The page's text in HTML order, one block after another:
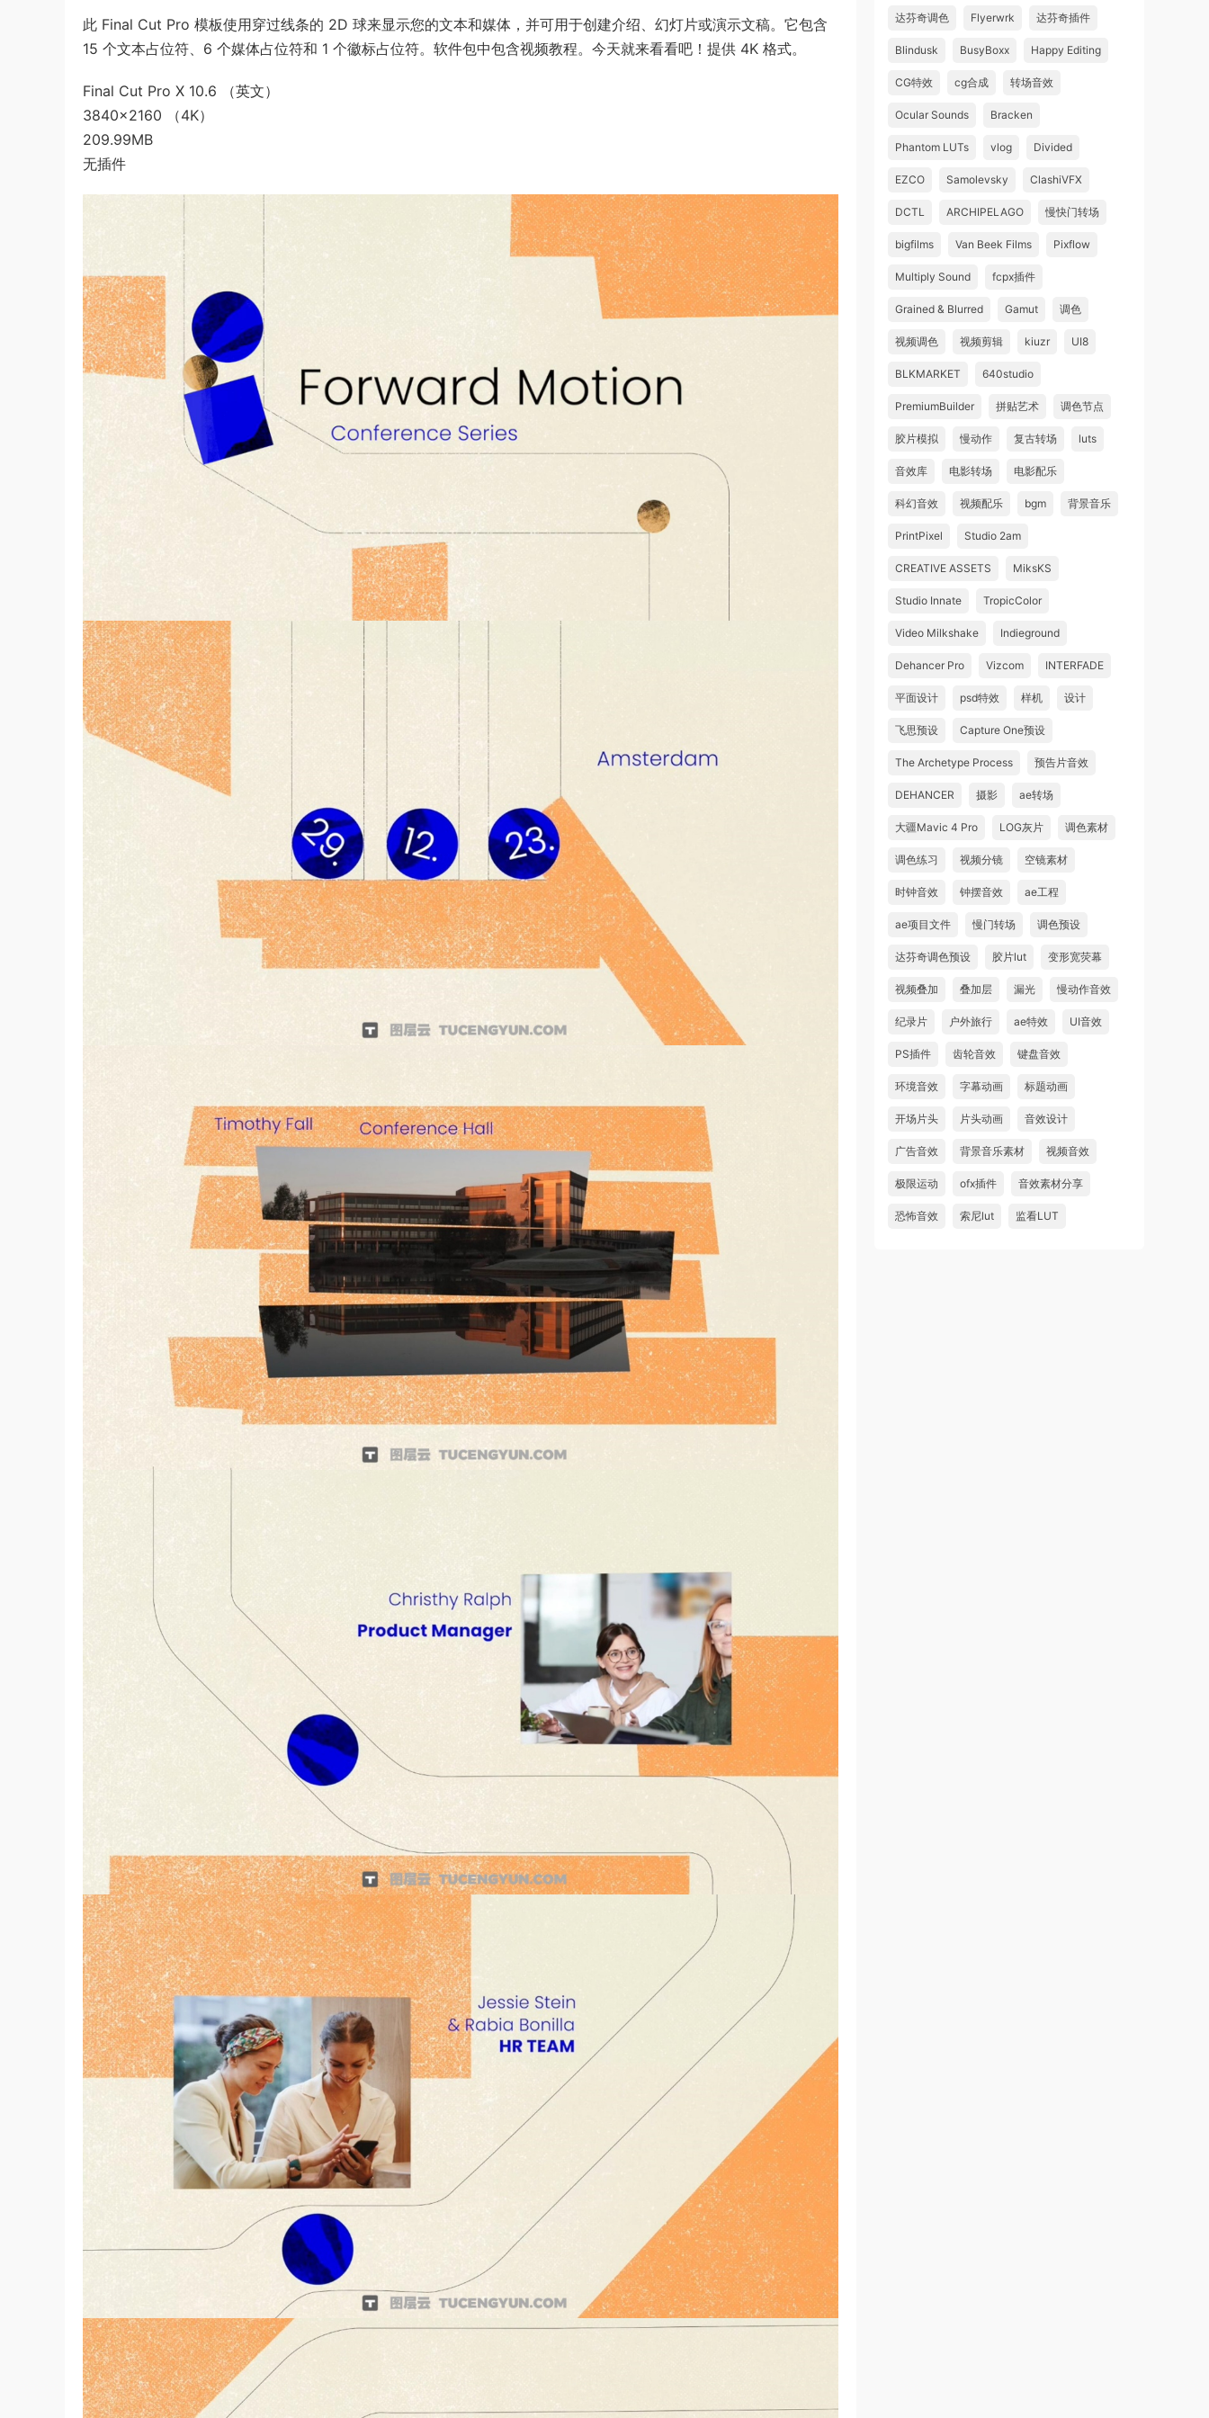
此 Final Cut Pro 模板使用穿过线条的 2D 球来显示您的文本和媒体，并可用于创建介绍、幻灯片或演示文稿。它包含
15 个文本占位符、6 个媒体占位符和 1 个徽标占位符。软件包中包含视频教程。今天就来看看吧！提供 4K 格式。
Final Cut Pro X 10.6 （英文）
3840×2160 （4K）
209.99MB
无插件
达芬奇调色 Flyerwrk 达芬奇插件
Blindusk BusyBoxx Happy Editing
CG特效 cg合成 转场音效
Ocular Sounds Bracken
Phantom LUTs vlog Divided
EZCO Samolevsky ClashiVFX
DCTL ARCHIPELAGO 慢快门转场
bigfilms Van Beek Films Pixflow
Multiply Sound fcpx插件
Grained & Blurred Gamut 调色
视频调色 视频剪辑 kiuzr UI8
BLKMARKET 640studio
PremiumBuilder 拼贴艺术 调色节点
胶片模拟 慢动作 复古转场 luts
音效库 电影转场 电影配乐
科幻音效 视频配乐 bgm 背景音乐
PrintPixel Studio 2am
CREATIVE ASSETS MiksKS
Studio Innate TropicColor
Video Milkshake Indieground
Dehancer Pro Vizcom INTERFADE
平面设计 psd特效 样机 设计
飞思预设 Capture One预设
The Archetype Process 预告片音效
DEHANCER 摄影 ae转场
大疆Mavic 4 Pro LOG灰片 调色素材
调色练习 视频分镜 空镜素材
时钟音效 钟摆音效 ae工程
ae项目文件 慢门转场 调色预设
达芬奇调色预设 胶片lut 变形宽荧幕
视频叠加 叠加层 漏光 慢动作音效
纪录片 户外旅行 ae特效 UI音效
PS插件 齿轮音效 键盘音效
环境音效 字幕动画 标题动画
开场片头 片头动画 音效设计
广告音效 背景音乐素材 视频音效
极限运动 ofx插件 音效素材分享
恐怖音效 索尼lut 监看LUT